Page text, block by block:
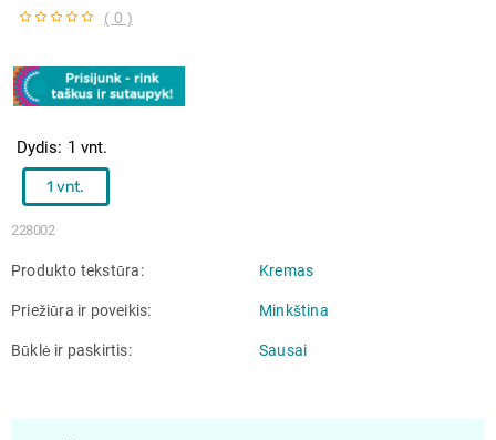
( 0 )
228002
Dydis 1 vnt.
1 vnt.
Produkto tekstūra Kremas
Priežiūra ir poveikis Minkština
Būklė ir paskirtis Sausai